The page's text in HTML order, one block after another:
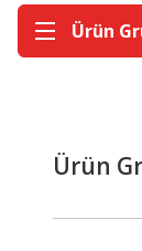
Ürün
Ürün